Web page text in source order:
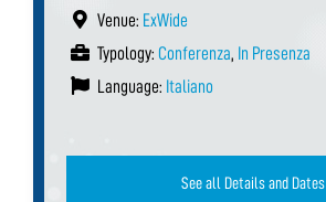
Venue: ExWide
Typology: Conferenza, In Presenza
Language: Italiano
See all Details and Dates